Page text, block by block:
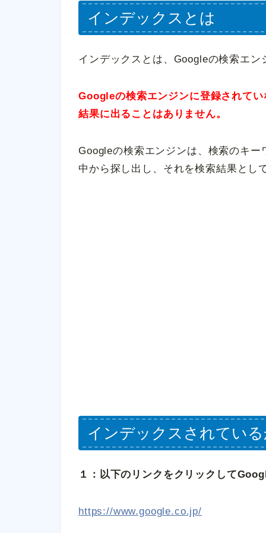
インデックスとは
インデックスとは、Googleの検索エ
Googleの検索エンジンに登録されて
結果に出ることはありません。
Googleの検索エンジンは、検索のキ
中から探し出し、それを検索結果とし
インデックスされてい
１：以下のリンクをクリックして
https://www.google.co.jp/